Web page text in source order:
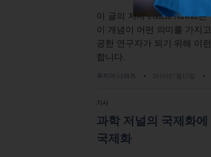
이 글의 저자 Fouzia Nawaz
이 개념이 어떤 의미를 가지
공한 연구자가 되기 위해 이
합니다.
푸지아 나와즈 2018년7월12일
기사
과학 저널의 국제화
국제화